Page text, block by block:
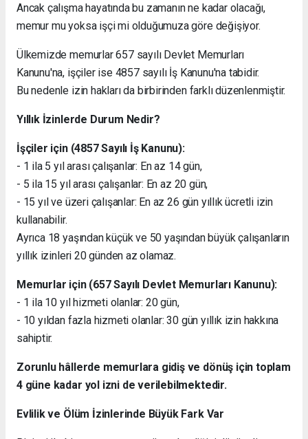
Ancak çalışma hayatında bu zamanın ne kadar olacağı,
memur mu yoksa işçi mi olduğumuza göre değişiyor.
Ülkemizde memurlar 657 sayılı Devlet Memurları
Kanunu'na, işçiler ise 4857 sayılı İş Kanunu'na tabidir.
Bu nedenle izin hakları da birbirinden farklı düzenlenmiştir.
Yıllık İzinlerde Durum Nedir?
İşçiler için (4857 Sayılı İş Kanunu):
- 1 ila 5 yıl arası çalışanlar: En az 14 gün,
- 5 ila 15 yıl arası çalışanlar: En az 20 gün,
- 15 yıl ve üzeri çalışanlar: En az 26 gün yıllık ücretli izin
kullanabilir.
Ayrıca 18 yaşından küçük ve 50 yaşından büyük çalışanların
yıllık izinleri 20 günden az olamaz.
Memurlar için (657 Sayılı Devlet Memurları Kanunu):
- 1 ila 10 yıl hizmeti olanlar: 20 gün,
- 10 yıldan fazla hizmeti olanlar: 30 gün yıllık izin hakkına
sahiptir.
Zorunlu hâllerde memurlara gidiş ve dönüş için toplam
4 güne kadar yol izni de verilebilmektedir.
Evlilik ve Ölüm İzinlerinde Büyük Fark Var